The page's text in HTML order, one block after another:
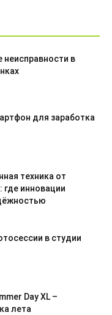
неисправности в
для заработка
техника от
где инновации
в студии
Day XL –
лета